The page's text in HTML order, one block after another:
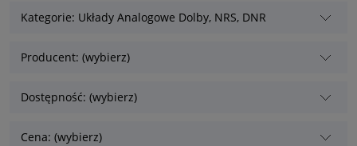
Kategorie: Układy Analogowe Dolby, NRS, DNR
Producent: (wybierz)
Dostępność: (wybierz)
Cena: (wybierz)